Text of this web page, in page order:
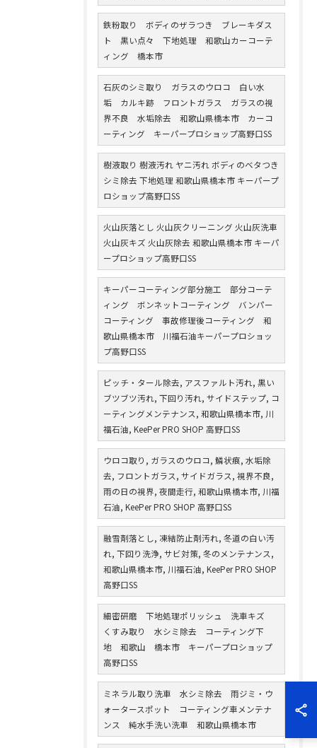
鉄粉取り ボディのザラつき ブレーキダス
ト 黒い点々 下地処理 和歌山カーコーテ
ィング 橋本市
石灰のシミ取り ガラスのウロコ 白い水
垢 カルキ跡 フロントガラス ガラスの視
界不良 水垢除去 和歌山県橋本市 カーコ
ーティング キーパープロショップ高野口SS
樹液取り 樹液汚れ ヤニ汚れ ボディのベタつき
シミ除去 下地処理 和歌山県橋本市 キーパープ
ロショップ高野口SS
火山灰落とし 火山灰クリーニング 火山灰洗車
火山灰キズ 火山灰除去 和歌山県橋本市 キーパ
ープロショップ高野口SS
キーパーコーティング部分施工 部分コーテ
ィング ボンネットコーティング バンパー
コーティング 事故修理後コーティング 和
歌山県橋本市 川福石油キーパープロショッ
プ高野口SS
ピッチ・タール除去, アスファルト汚れ, 黒い
ブツブツ汚れ, 下回り汚れ, サイドステップ, コ
ーティングメンテナンス, 和歌山県橋本市, 川
福石油, KeePer PRO SHOP 高野口SS
ウロコ取り, ガラスのウロコ, 鱗状痕, 水垢除
去, フロントガラス, サイドガラス, 視界不良,
雨の日の視界, 夜間走行, 和歌山県橋本市, 川福
石油, KeePer PRO SHOP 高野口SS
融雪剤落とし, 凍結防止剤汚れ, 冬道の白い汚
れ, 下回り洗浄, サビ対策, 冬のメンテナンス,
和歌山県橋本市, 川福石油, KeePer PRO SHOP
高野口SS
細密研磨 下地処理ポリッシュ 洗車キズ
くすみ取り 水シミ除去 コーティング下
地 和歌山 橋本市 キーパープロショップ
高野口SS
ミネラル取り洗車 水シミ除去 雨ジミ・ウ
ォータースポット コーティング車メンテナ
ンス 純水手洗い洗車 和歌山県橋本市